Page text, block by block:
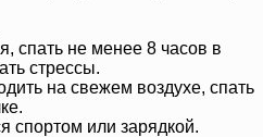
спать не менее 8 часов в
стрессы.
на свежем воздухе, спать
спортом или зарядкой.